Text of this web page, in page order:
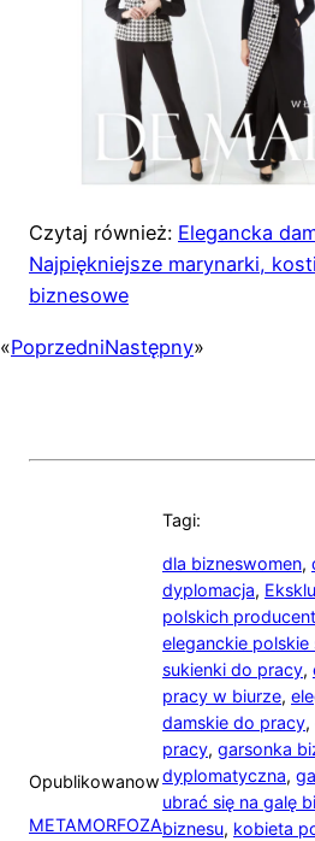
Czytaj również: Elegancka
Najpiękniejsze marynarki,
biznesowe
«PoprzedniNastępny»
Opublikowanow
METAMORFOZA
Tagi:
dla bizneswomen,
dyplomacja,
polskich
eleganckie polskie
sukienki do pracy,
pracy w biurze,
damskie do pracy,
pracy, garsonka
dyplomatyczna,
ubrać się na galę
biznesu, kobieta